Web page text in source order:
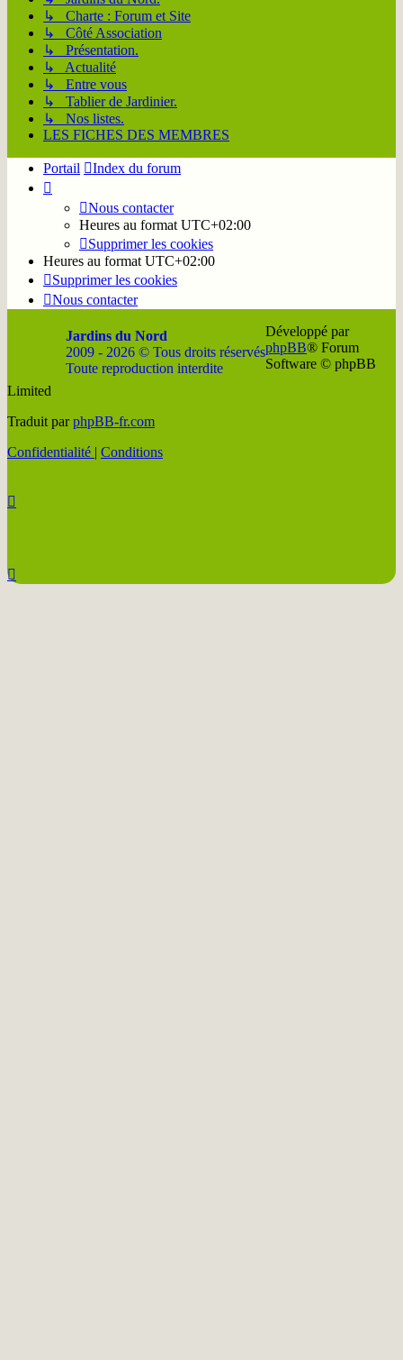
↳ Charte : Forum et Site
↳ Côté Association
↳ Présentation.
↳ Actualité
↳ Entre vous
↳ Tablier de Jardinier.
↳ Nos listes.
LES FICHES DES MEMBRES
Portail Index du forum
Nous contacter
Heures au format UTC+02:00
Supprimer les cookies
Heures au format UTC+02:00
Supprimer les cookies
Nous contacter
Jardins du Nord
2009 - 2026 © Tous droits réservés
Toute reproduction interdite
Développé par
phpBB® Forum
Software © phpBB
Limited
Traduit parphpBB-fr.com
Confidentialité | Conditions